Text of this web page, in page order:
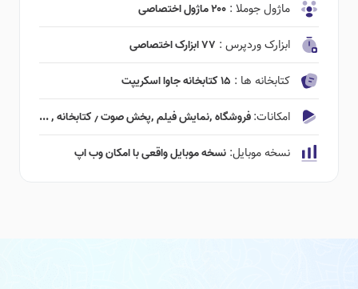
ماژول جوملا : ۲۰۰ ماژول اختصاصی
ابزارک وردپرس : ۷۷ ابزارک اختصاصی
کتابخانه ها : ۱۵ کتابخانه جاوا اسکریپت
امکانات:فروشگاه ٬‌نمایش فیلم ٬‌پخش صوت ٫ کتابخانه ٬ ...
نسخه موبایل: نسخه موبایل واقعی با امکان وب اپ